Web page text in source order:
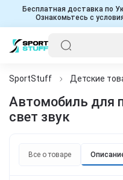
Бесплатная доставка по
Ознакомьтесь с
SportStuff Детские
Автомобиль для
свет звук
Все о товаре